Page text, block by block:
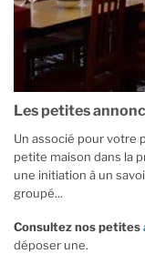
Les petites
Un associé pour votre
petite maison dans la
une initiation à un
groupé...
Consultez nos petites
déposer une.